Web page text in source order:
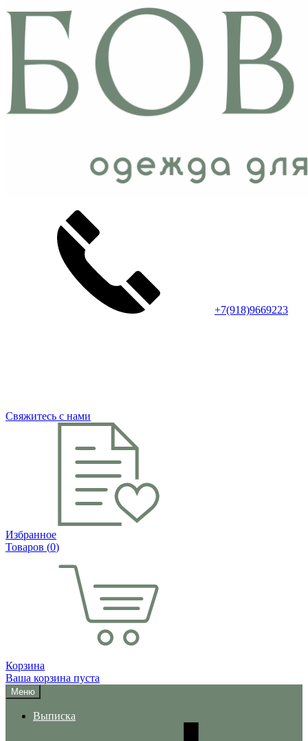
+7(918)9669223
Свяжитесь с нами
Избранное
Товаров (0)
Корзина
Ваша корзина пуста
Меню
Выписка